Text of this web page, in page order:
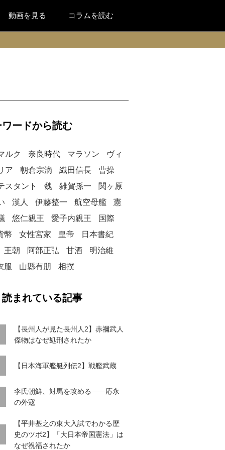
動画を見る コラムを読む
ードから読む
ルク 奈良時代 マラソン
ヴィ
ア
朝倉宗滴 織田信長
曹操
スタント
魏 雑賀孫一
関ヶ原
漢人 伊藤整一 航空母艦
憲
悠仁親王 愛子内親王
国際
幣
女性宮家 皇帝
日本書紀
王朝
阿部正弘 甘酒
明治維
服
山縣有朋 相撲
まれている記事
【長州人が見た長州人2】赤禰武人
傑物はなぜ処刑されたか
【日本海軍艦艇列伝2】戦艦武蔵
李氏朝鮮、対馬を攻める――応永
の外寇
【平井基之の東大入試でわかる歴
史のツボ2】「大日本帝国憲法」は
なぜ祝福されたか